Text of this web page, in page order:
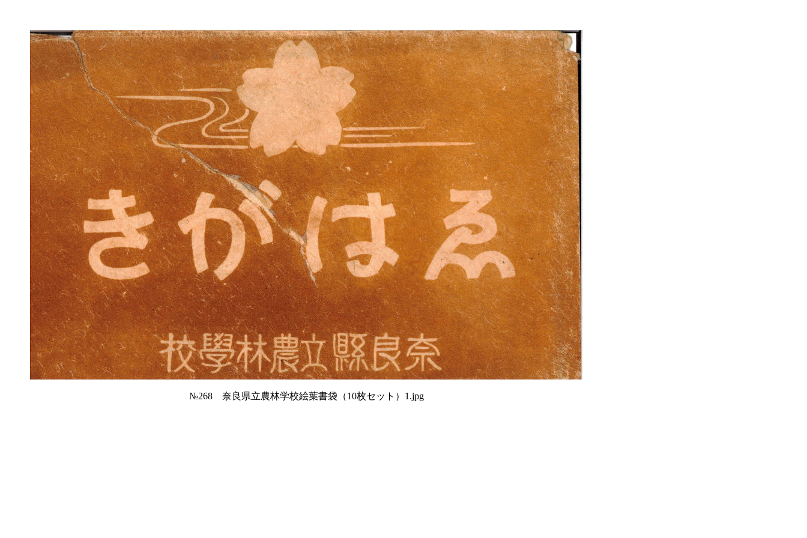
№268 奈良県立農林学校絵葉書袋（10枚セット）1.jpg